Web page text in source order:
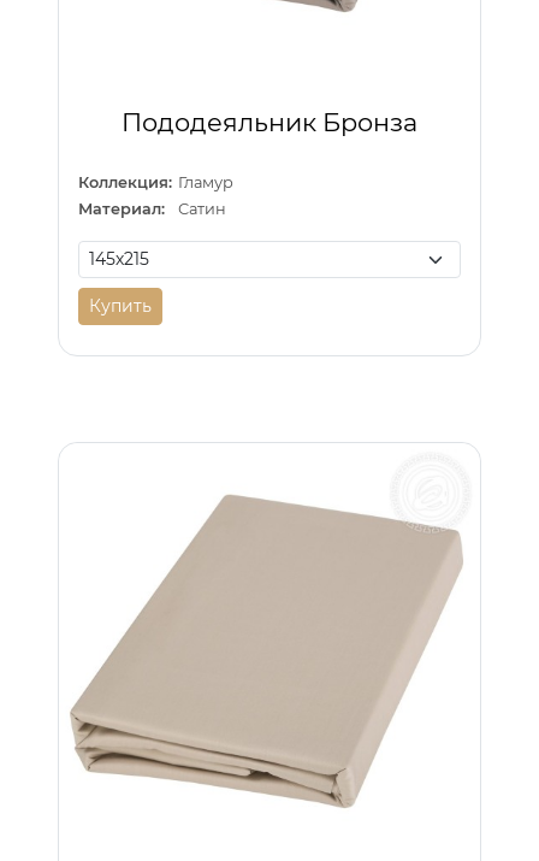
Пододеяльник Бронза
Коллекция: Гламур
Материал:
Сатин
Купить